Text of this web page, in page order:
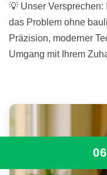
💡 Unser
das Problem ohne
Präzision, moderner
Umgang mit Ihrem